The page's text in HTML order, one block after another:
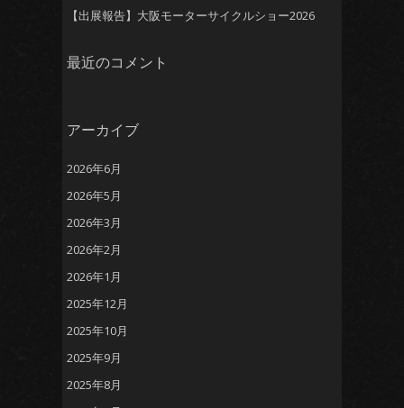
【出展報告】大阪モーターサイクルショー2026
最近のコメント
アーカイブ
2026年6月
2026年5月
2026年3月
2026年2月
2026年1月
2025年12月
2025年10月
2025年9月
2025年8月